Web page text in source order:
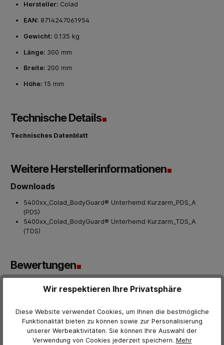
Hersteller: Colad
EAN: 8714247061954
Gewicht: 0.135 kg
Länge: 300 mm
Breite: 200 mm
Höhe: 15 mm
Technische Details
Technisches Datenblatt
Weitere Herstellerinformationen
Downloads
5400xx_Colad_BodyGuard® Unterhemd Kurzarm_PDS_A
(PDS)
5400xx_Colad_BodyGuard® Unterhemd Kurzarm_TDS_A
(TDS)
Bewertungen
Teilen Sie Ihre Erfahrungen mit anderen Kunden.
Bewertung schreiben
Wir respektieren Ihre Privatsphäre
Diese Website verwendet Cookies, um Ihnen die bestmögliche
Funktionalität bieten zu können sowie zur Personalisierung
unserer Werbeaktivitäten. Sie können Ihre Auswahl der
Verwendung von Cookies jederzeit speichern. Mehr